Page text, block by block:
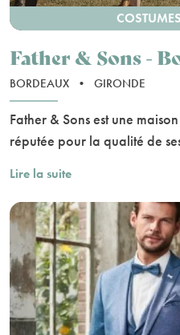
Father & Sons -
BORDEAUX • GIRONDE
Father & Sons est une
réputée pour la qualité de
Lire la suite